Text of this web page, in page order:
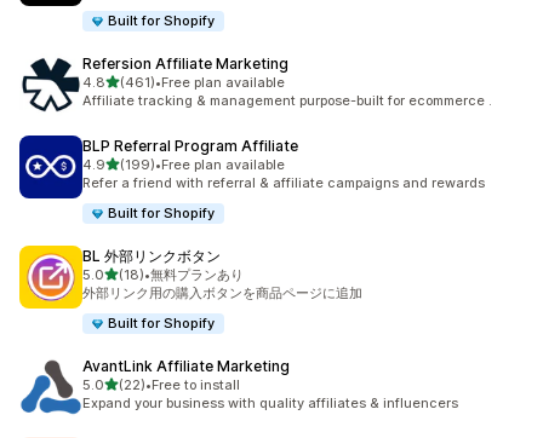
Built for Shopify
Refersion Affiliate Marketing
4.85つ星中
(461)
合計レビュー数：461件
•Free plan available
Affiliate tracking & management purpose-built for ecommerce .
BLP Referral Program Affiliate
4.95つ星中
(199)
合計レビュー数：199件
•Free plan available
Refer a friend with referral & affiliate campaigns and rewards
Built for Shopify
BL 外部リンクボタン
5.05つ星中
(18)
合計レビュー数：18件
•無料プランあり
外部リンク用の購入ボタンを商品ページに追加
Built for Shopify
AvantLink Affiliate Marketing
5.05つ星中
(22)
合計レビュー数：22件
•Free to install
Expand your business with quality affiliates & influencers